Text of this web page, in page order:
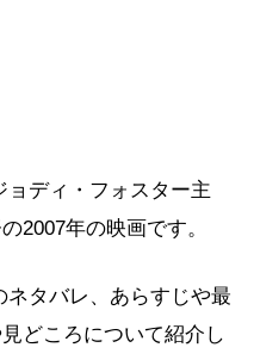
ディ・フォスター主
2007年の映画です。
タバレ、あらすじや最
どころについて紹介し